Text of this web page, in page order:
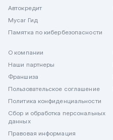
Автокредит
Mycar Гид
Памятка по кибербезопасности
О компании
Наши партнеры
Франшиза
Пользовательское соглашение
Политика конфиденциальности
Сбор и обработка персональных
данных
Правовая информация